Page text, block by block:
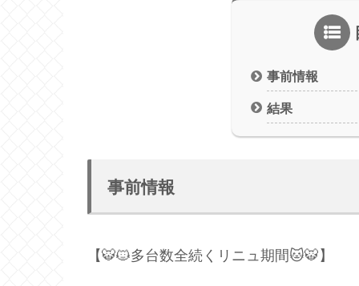
事前情報
結果
事前情報
【🐯🐱多台数全続くリニュ期間🐱🐯】